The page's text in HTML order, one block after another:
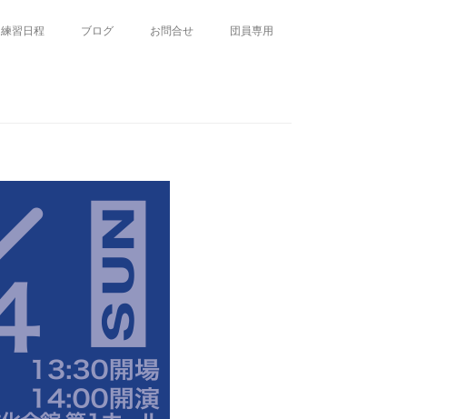
練習日程 ブログ お問合せ 団員専用